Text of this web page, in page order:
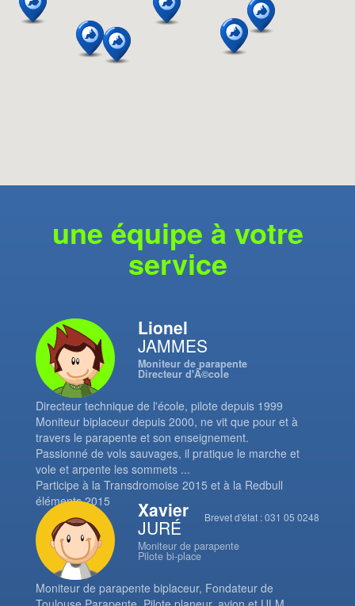
une équipe à votre
service
Lionel
JAMMES
Moniteur de parapente
Directeur d'Ã©cole
Directeur technique de l'école, pilote depuis 1999
Moniteur biplaceur depuis 2000, ne vit que pour et à
travers le parapente et son enseignement.
Passionné de vols sauvages, il pratique le marche et
vole et arpente les sommets ...
Participe à la Transdromoise 2015 et à la Redbull
éléments 2015
Brevet d'état : 031 05 0248
Xavier
JURÉ
Moniteur de parapente
Pilote bi-place
Moniteur de parapente biplaceur, Fondateur de